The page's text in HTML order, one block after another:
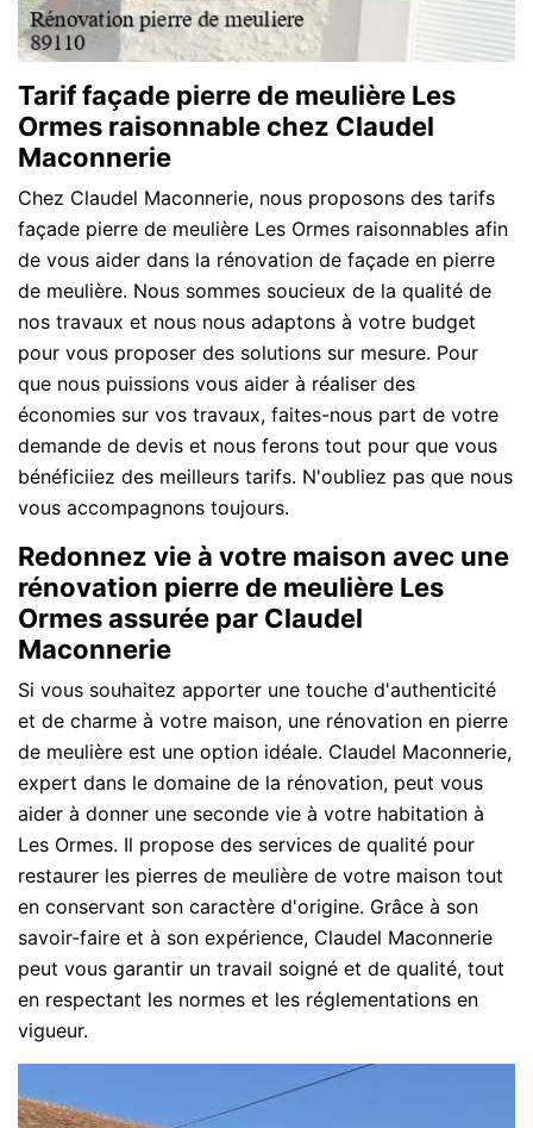
Tarif façade pierre de meulière Les
Ormes raisonnable chez Claudel
Maconnerie
Chez Claudel Maconnerie, nous proposons des tarifs
façade pierre de meulière Les Ormes raisonnables afin
de vous aider dans la rénovation de façade en pierre
de meulière. Nous sommes soucieux de la qualité de
nos travaux et nous nous adaptons à votre budget
pour vous proposer des solutions sur mesure. Pour
que nous puissions vous aider à réaliser des
économies sur vos travaux, faites-nous part de votre
demande de devis et nous ferons tout pour que vous
bénéficiiez des meilleurs tarifs. N'oubliez pas que nous
vous accompagnons toujours.
Redonnez vie à votre maison avec une
rénovation pierre de meulière Les
Ormes assurée par Claudel
Maconnerie
Si vous souhaitez apporter une touche d'authenticité
et de charme à votre maison, une rénovation en pierre
de meulière est une option idéale. Claudel Maconnerie,
expert dans le domaine de la rénovation, peut vous
aider à donner une seconde vie à votre habitation à
Les Ormes. Il propose des services de qualité pour
restaurer les pierres de meulière de votre maison tout
en conservant son caractère d'origine. Grâce à son
savoir-faire et à son expérience, Claudel Maconnerie
peut vous garantir un travail soigné et de qualité, tout
en respectant les normes et les réglementations en
vigueur.